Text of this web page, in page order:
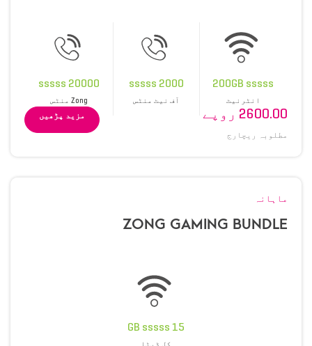
200GB sssss
انٹرنیٹ
2000 sssss
آف نیٹ منٹس
20000 sssss
Zong منٹس
2600.00 روپے
مطلوبہ ریچارج
مزید پڑھیں
ماہانہ
ZONG GAMING BUNDLE
15 GB sssss
کل ڈیٹا